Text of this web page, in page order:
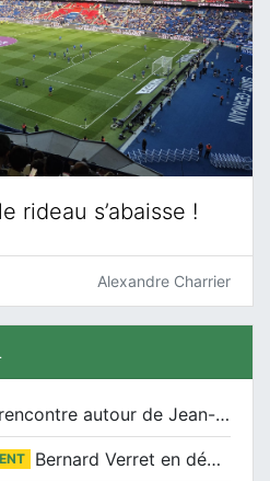
rideau s’abaisse !
Alexandre Charrier
Une rencontre autour de Jean-Claude Suaudeau
Bernard Verret en dédicaces le samedi 13 décembre à l’Espace Culturel Atlantis